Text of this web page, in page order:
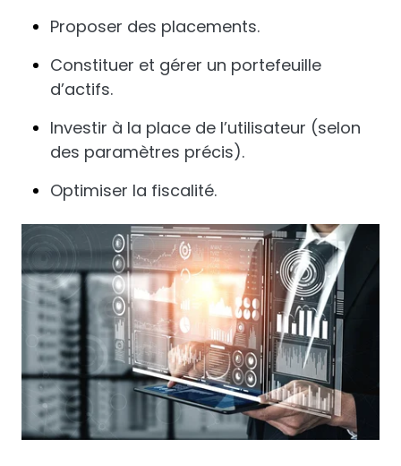
Proposer des placements.
Constituer et gérer un portefeuille
d’actifs.
Investir à la place de l’utilisateur (selon
des paramètres précis).
Optimiser la fiscalité.